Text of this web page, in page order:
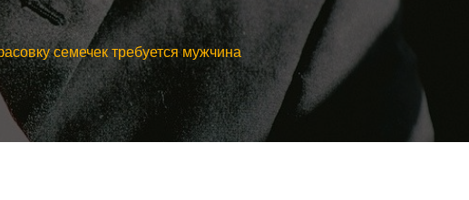
семечек требуется мужчина